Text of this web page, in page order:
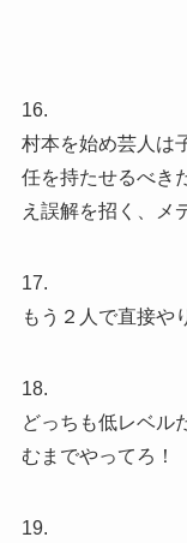
16.
村本を始め芸人は
任を持たせるべき
え誤解を招く、メ
17.
もう２人で直接や
18.
どっちも低レベル
むまでやってろ！
19.